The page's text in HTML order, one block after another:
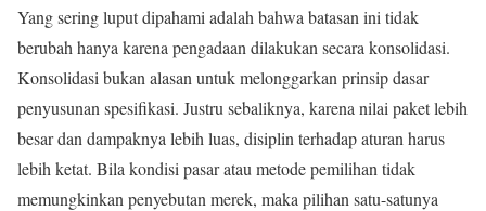
Yang sering luput dipahami adalah bahwa batasan ini tidak
berubah hanya karena pengadaan dilakukan secara konsolidasi.
Konsolidasi bukan alasan untuk melonggarkan prinsip dasar
penyusunan spesifikasi. Justru sebaliknya, karena nilai paket lebih
besar dan dampaknya lebih luas, disiplin terhadap aturan harus
lebih ketat. Bila kondisi pasar atau metode pemilihan tidak
memungkinkan penyebutan merek, maka pilihan satu-satunya